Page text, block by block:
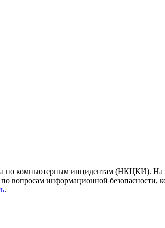
по компьютерным инцидентам (НКЦКИ). На
вопросам информационной безопасности,
.